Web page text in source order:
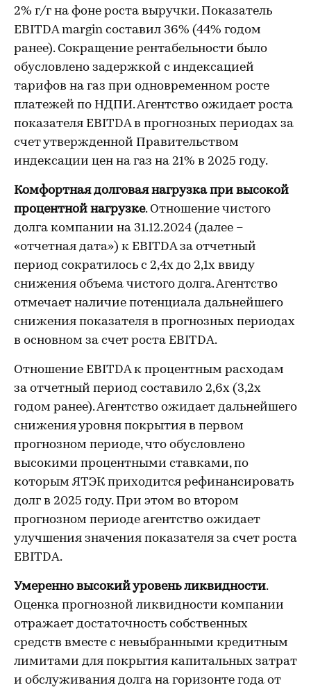
2% г/г на фоне роста выручки. Показатель
EBITDA margin составил 36% (44% годом
ранее). Сокращение рентабельности было
обусловлено задержкой с индексацией
тарифов на газ при одновременном росте
платежей по НДПИ. Агентство ожидает роста
показателя EBITDA в прогнозных периодах за
счет утвержденной Правительством
индексации цен на газ на 21% в 2025 году.
Комфортная долговая нагрузка при высокой
процентной нагрузке. Отношение чистого
долга компании на 31.12.2024 (далее –
«отчетная дата») к EBITDA за отчетный
период сократилось с 2,4х до 2,1х ввиду
снижения объема чистого долга. Агентство
отмечает наличие потенциала дальнейшего
снижения показателя в прогнозных периодах
в основном за счет роста EBITDA.
Отношение EBITDA к процентным расходам
за отчетный период составило 2,6х (3,2х
годом ранее). Агентство ожидает дальнейшего
снижения уровня покрытия в первом
прогнозном периоде, что обусловлено
высокими процентными ставками, по
которым ЯТЭК приходится рефинансировать
долг в 2025 году. При этом во втором
прогнозном периоде агентство ожидает
улучшения значения показателя за счет роста
EBITDA.
Умеренно высокий уровень ликвидности.
Оценка прогнозной ликвидности компании
отражает достаточность собственных
средств вместе с невыбранными кредитным
лимитами для покрытия капитальных затрат
и обслуживания долга на горизонте года от